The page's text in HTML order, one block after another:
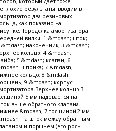
результаты: вводим в
два резиновых
как показано на
амортизатора
вилки: 1 &mdash; шток;
&mdash; наконечник; 3 &mdash;
кольцо; 4 &mdash;
5 &mdash; клапан; 6
шпонка; 7 &mdash;
кольцо; 8 &mdash;
9 &mdash; корпус
кольцо 3
5 мм надевается на
выше обратного клапана.
&mdash; 7 толщиной 2 мм
на шток между обратным
и поршнем (его роль